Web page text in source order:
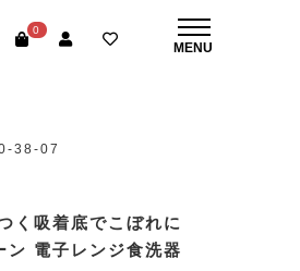
0
38-07
く吸着底でこぼれに
ン 電子レンジ食洗器